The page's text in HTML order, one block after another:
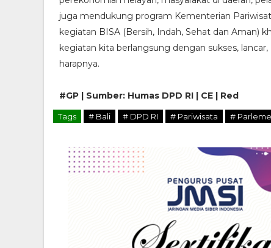
juga mendukung program Kementerian
kegiatan BISA (Bersih, Indah, Sehat dan Aman)
kegiatan kita berlangsung dengan sukses,
harapnya.
#GP | Sumber: Humas DPD RI | CE | Red
Tags # Bali # DPD RI # Pariwisata #